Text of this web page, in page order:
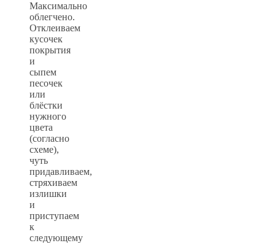
Максимально
облегчено.
Отклеиваем
кусочек
покрытия
и
сыпем
песочек
или
блёстки
нужного
цвета
(согласно
схеме),
чуть
придавливаем,
стряхиваем
излишки
и
приступаем
к
следующему